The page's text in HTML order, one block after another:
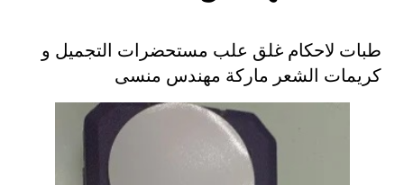
طبات لاحكام غلق علب مستحضرات التجميل و
كريمات الشعر ماركة مهندس منسى